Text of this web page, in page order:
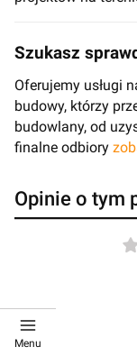
Szukasz
Oferujemy usługi
budowy, którzy
budowlany, od
finalne odbiory
Opinie o tym
Menu